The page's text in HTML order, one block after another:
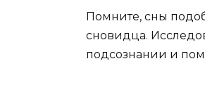
Помните, сны
сновидца.
подсознании и